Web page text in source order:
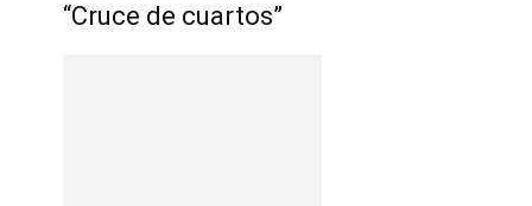
“Cruce de cuartos”